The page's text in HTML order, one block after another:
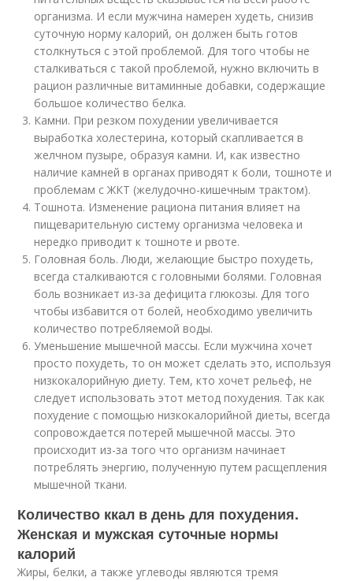
организма. И если мужчина намерен худеть, снизив
суточную норму калорий, он должен быть готов
столкнуться с этой проблемой. Для того чтобы не
сталкиваться с такой проблемой, нужно включить в
рацион различные витаминные добавки, содержащие
большое количество белка.
Камни. При резком похудении увеличивается
выработка холестерина, который скапливается в
желчном пузыре, образуя камни. И, как известно
наличие камней в органах приводят к боли, тошноте и
проблемам с ЖКТ (желудочно-кишечным трактом).
Тошнота. Изменение рациона питания влияет на
пищеварительную систему организма человека и
нередко приводит к тошноте и рвоте.
Головная боль. Люди, желающие быстро похудеть,
всегда сталкиваются с головными болями. Головная
боль возникает из-за дефицита глюкозы. Для того
чтобы избавится от болей, необходимо увеличить
количество потребляемой воды.
Уменьшение мышечной массы. Если мужчина хочет
просто похудеть, то он может сделать это, используя
низкокалорийную диету. Тем, кто хочет рельеф, не
следует использовать этот метод похудения. Так как
похудение с помощью низкокалорийной диеты, всегда
сопровождается потерей мышечной массы. Это
происходит из-за того что организм начинает
потреблять энергию, полученную путем расщепления
мышечной ткани.
Количество ккал в день для похудения.
Женская и мужская суточные нормы
калорий
Жиры, белки, а также углеводы являются тремя